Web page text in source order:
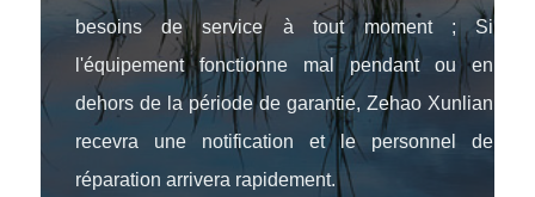
besoins de service à tout moment ; Si
l'équipement fonctionne mal pendant ou en
dehors de la période de garantie, Zehao Xunlian
recevra une notification et le personnel de
réparation arrivera rapidement.